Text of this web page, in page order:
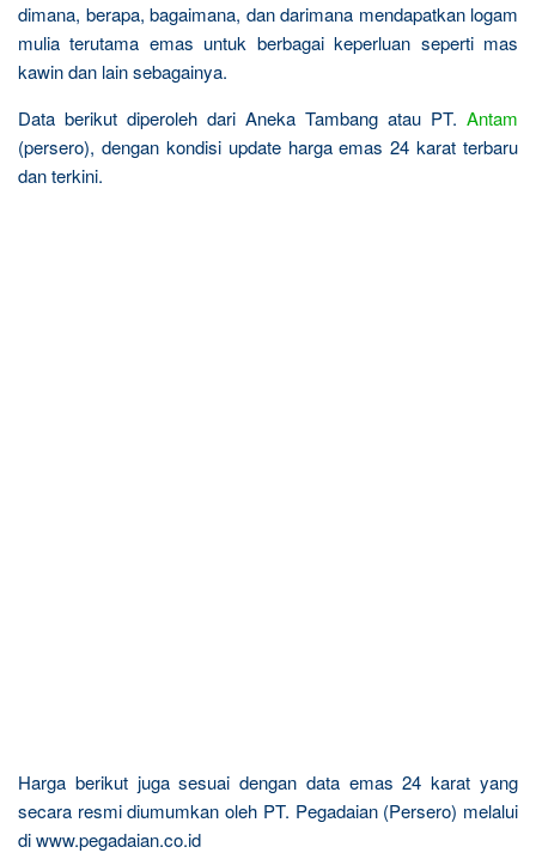
dimana, berapa, bagaimana, dan darimana mendapatkan logam
mulia terutama emas untuk berbagai keperluan seperti mas
kawin dan lain sebagainya.
Data berikut diperoleh dari Aneka Tambang atau PT. Antam
(persero), dengan kondisi update harga emas 24 karat terbaru
dan terkini.
Harga berikut juga sesuai dengan data emas 24 karat yang
secara resmi diumumkan oleh PT. Pegadaian (Persero) melalui
di www.pegadaian.co.id